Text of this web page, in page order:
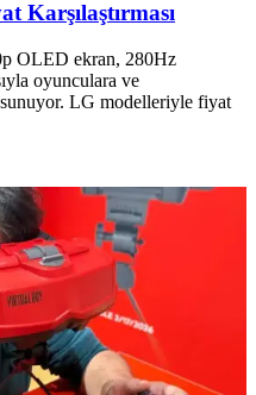
Karşılaştırması
OLED ekran, 280Hz
oyunculara ve
LG modelleriyle fiyat